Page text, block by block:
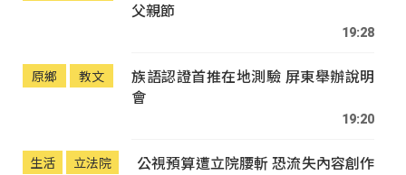
父親節
19:28
原鄉 教文
族語認證首推在地測驗 屏東舉辦說明
會
19:20
生活 立法院
公視預算遭立院腰斬 恐流失內容創作